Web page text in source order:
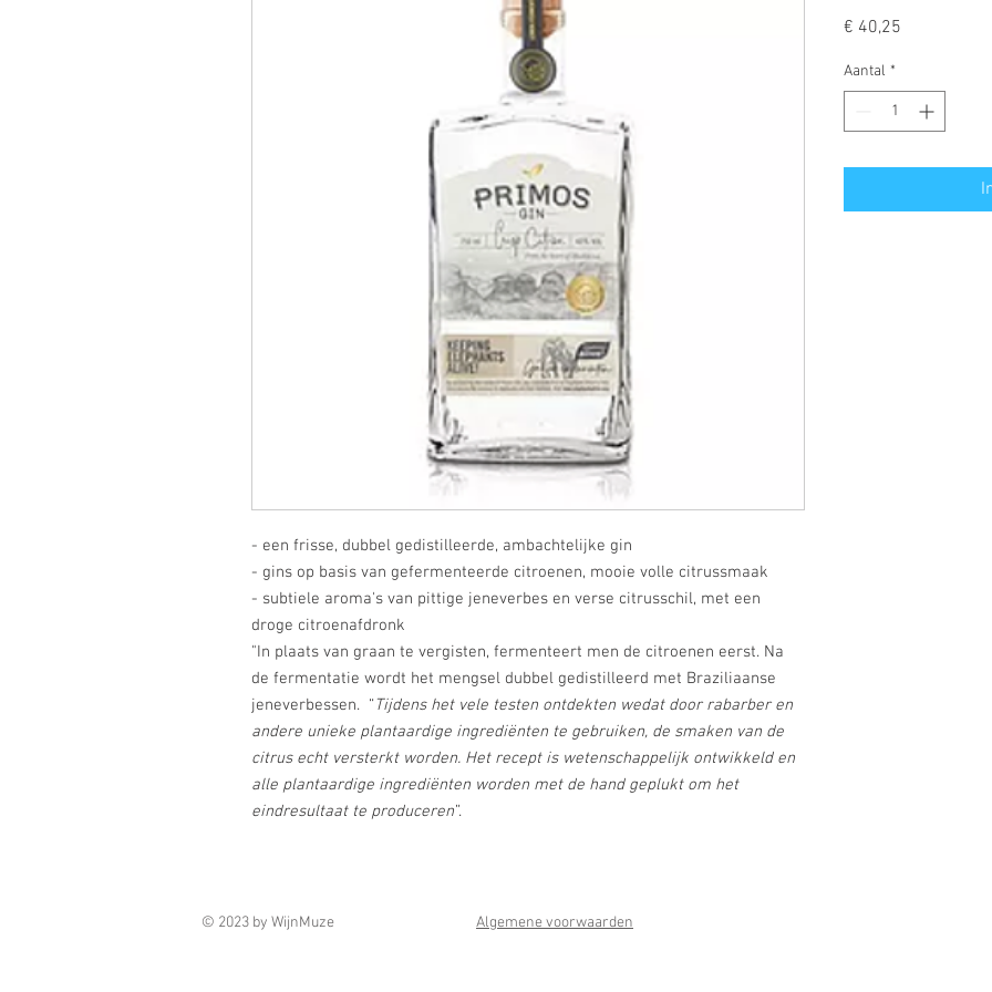
- een frisse, dubbel gedistilleerde, ambachtelijke gin
- gins op basis van gefermenteerde citroenen, mooie volle citrussmaak
- subtiele aroma's van pittige jeneverbes en verse citrusschil, met een
droge citroenafdronk
"In plaats van graan te vergisten, fermenteert men de citroenen eerst. Na
de fermentatie wordt het mengsel dubbel gedistilleerd met Braziliaanse
jeneverbessen. “Tijdens het vele testen ontdekten wedat door rabarber en
andere unieke plantaardige ingrediënten te gebruiken, de smaken van de
citrus echt versterkt worden. Het recept is wetenschappelijk ontwikkeld en
alle plantaardige ingrediënten worden met de hand geplukt om het
eindresultaat te produceren”.
€ 40,25
Aantal *
© 2023 by WijnMuze Algemene voorwaarden